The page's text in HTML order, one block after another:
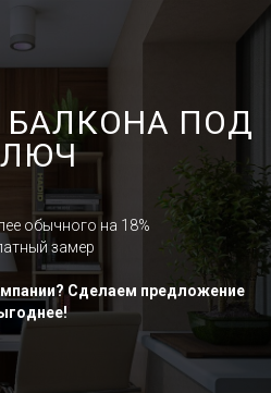
БАЛКОНА ПОД
обычного на 18%
замер
Сделаем предложение